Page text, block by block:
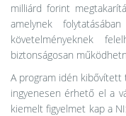
milliárd forint
amelynek
követelményeknek
biztonságosan
A program idén kibővített
ingyenesen érhető el a
kiemelt figyelmet kap a